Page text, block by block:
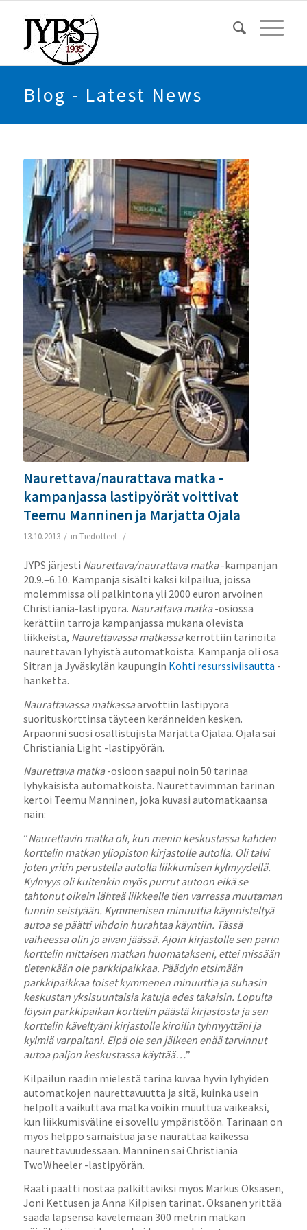
Blog - Latest News
Naurettava/naurattava matka -
kampanjassa lastipyörät voittivat
Teemu Manninen ja Marjatta Ojala
13.10.2013 / in Tiedotteet /
JYPS järjesti Naurettava/naurattava matka-kampanjan
20.9.–6.10. Kampanja sisälti kaksi kilpailua, joissa
molemmissa oli palkintona yli 2000 euron arvoinen
Christiania-lastipyörä. Naurattava matka-osiossa
kerättiin tarroja kampanjassa mukana olevista
liikkeistä, Naurettavassa matkassakerrottiin tarinoita
naurettavan lyhyistä automatkoista. Kampanja oli osa
Sitran ja Jyväskylän kaupungin Kohti resurssiviisautta -
hanketta.
Naurattavassa matkassaarvottiin lastipyörä
suorituskorttinsa täyteen keränneiden kesken.
Arpaonni suosi osallistujista Marjatta Ojalaa. Ojala sai
Christiania Light -lastipyörän.
Naurettava matka-osioon saapui noin 50 tarinaa
lyhykäisistä automatkoista. Naurettavimman tarinan
kertoi Teemu Manninen, joka kuvasi automatkaansa
näin:
”Naurettavin matka oli, kun menin keskustassa kahden
korttelin matkan yliopiston kirjastolle autolla. Oli talvi
joten yritin perustella autolla liikkumisen kylmyydellä.
Kylmyys oli kuitenkin myös purrut autoon eikä se
tahtonut oikein lähteä liikkeelle tien varressa muutaman
tunnin seistyään. Kymmenisen minuuttia käynnisteltyä
autoa se päätti vihdoin hurahtaa käyntiin. Tässä
vaiheessa olin jo aivan jäässä. Ajoin kirjastolle sen parin
korttelin mittaisen matkan huomatakseni, ettei missään
tietenkään ole parkkipaikkaa. Päädyin etsimään
parkkipaikkaa toiset kymmenen minuuttia ja suhasin
keskustan yksisuuntaisia katuja edes takaisin. Lopulta
löysin parkkipaikan korttelin päästä kirjastosta ja sen
korttelin käveltyäni kirjastolle kiroilin tyhmyyttäni ja
kylmiä varpaitani. Eipä ole sen jälkeen enää tarvinnut
autoa paljon keskustassa käyttää…”
Kilpailun raadin mielestä tarina kuvaa hyvin lyhyiden
automatkojen naurettavuutta ja sitä, kuinka usein
helpolta vaikuttava matka voikin muuttua vaikeaksi,
kun liikkumisväline ei sovellu ympäristöön. Tarinaan on
myös helppo samaistua ja se naurattaa kaikessa
naurettavuudessaan. Manninen sai Christiania
TwoWheeler -lastipyörän.
Raati päätti nostaa palkittaviksi myös Markus Oksasen,
Joni Kettusen ja Anna Kilpisen tarinat. Oksanen yrittää
saada lapsensa kävelemään 300 metrin matkan